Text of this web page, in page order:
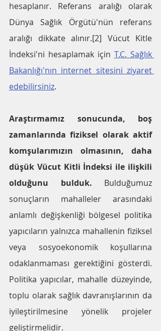
hesaplanır. Referans aralığı olarak
Dünya Sağlık Örgütü'nün referans
aralığı dikkate alınır.[2] Vücut Kitle
İndeksi'ni hesaplamak için T.C. Sağlık
Bakanlığı'nın internet sitesini ziyaret
edebilirsiniz.
Araştırmamız sonucunda, boş
zamanlarında fiziksel olarak aktif
komşularımızın olmasının, daha
düşük Vücut Kitli İndeksi ile ilişkili
olduğunu bulduk. Bulduğumuz
sonuçların mahalleler arasındaki
anlamlı değişkenliği bölgesel politika
yapıcıların yalnızca mahallenin fiziksel
veya sosyoekonomik koşullarına
odaklanmaması gerektiğini gösterdi.
Politika yapıcılar, mahalle düzeyinde,
toplu olarak sağlık davranışlarının da
iyileştirilmesine yönelik projeler
geliştirmelidir.